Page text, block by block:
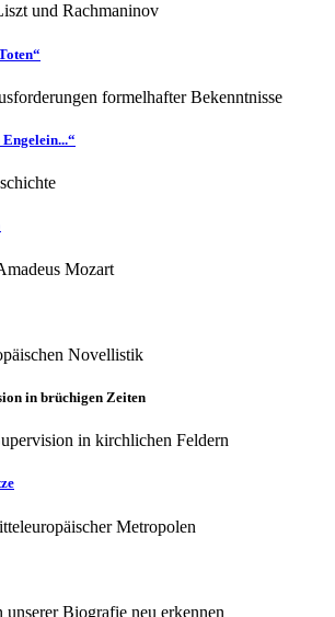
und Rachmaninov
formelhafter Bekenntnisse
Mozart
Novellistik
in brüchigen Zeiten
in kirchlichen Feldern
Metropolen
unserer Biografie neu erkennen